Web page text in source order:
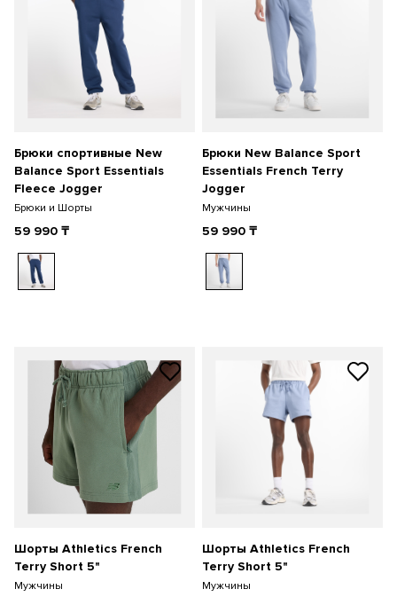
Брюки спортивные New
Balance Sport Essentials
Fleece Jogger
Брюки и Шорты
59 990 ₸
Брюки New Balance Sport
Essentials French Terry
Jogger
Мужчины
59 990 ₸
Шорты Athletics French
Terry Short 5"
Мужчины
Шорты Athletics French
Terry Short 5"
Мужчины